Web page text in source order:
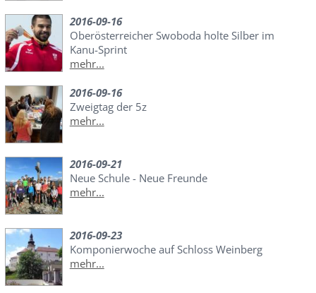
2016-09-16
Oberösterreicher Swoboda holte Silber im
Kanu-Sprint
mehr...
2016-09-16
Zweigtag der 5z
mehr...
2016-09-21
Neue Schule - Neue Freunde
mehr...
2016-09-23
Komponierwoche auf Schloss Weinberg
mehr...